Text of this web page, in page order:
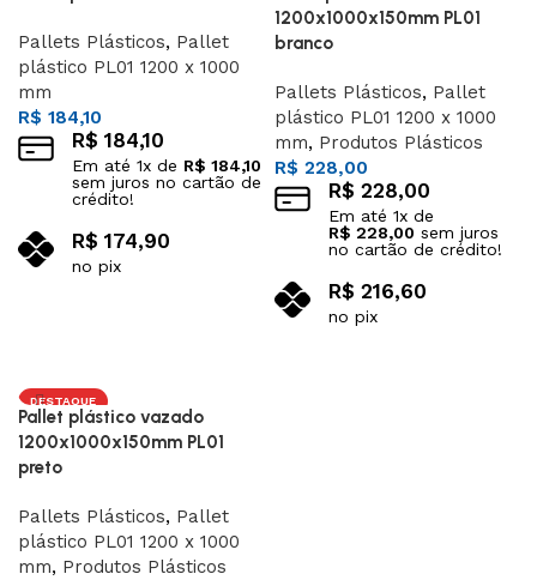
Pallets Plásticos, Pallet
plástico PL01 1200 x 1000
mm
R$ 184,10
R$ 184,10
Em até 1x de R$ 184,10
sem juros no cartão de
crédito!
R$ 174,90
no pix
1200x1000x150mm PL01
branco
Pallets Plásticos, Pallet
plástico PL01 1200 x 1000
mm, Produtos Plásticos
R$ 228,00
R$ 228,00
Em até 1x de
R$ 228,00 sem juros
no cartão de crédito!
R$ 216,60
no pix
DESTAQUE
Pallet plástico vazado
1200x1000x150mm PL01
preto
Pallets Plásticos, Pallet
plástico PL01 1200 x 1000
mm, Produtos Plásticos